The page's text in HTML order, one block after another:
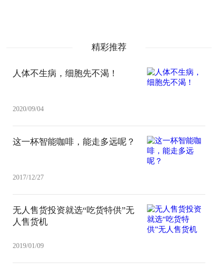
精彩推荐
人体不生病，细胞先不渴！
2020/09/04
这一杯智能咖啡，能走多远呢？
2017/12/27
无人售货投资就选“吃货特供”无
人售货机
2019/01/09